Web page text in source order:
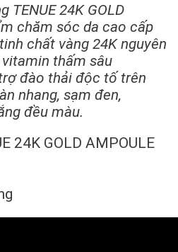
TENUE 24K GOLD
chăm sóc da cao cấp
tinh chất vàng 24K nguyên
thấm sâu
đào thải độc tố trên
nhang, sạm đen,
đều màu.
24K GOLD AMPOULE